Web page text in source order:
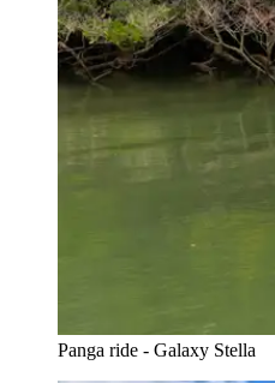
Panga ride - Galaxy Stella